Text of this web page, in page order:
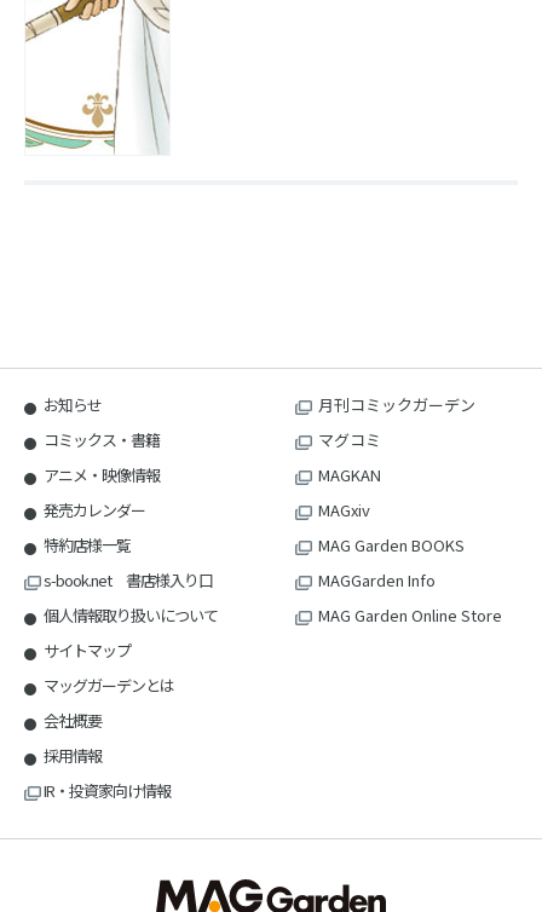
お知らせ
コミックス・書籍
アニメ・映像情報
発売カレンダー
特約店様一覧
s-book.net 書店様入り口
個人情報取り扱いについて
サイトマップ
マッグガーデンとは
会社概要
採用情報
IR・投資家向け情報
月刊コミックガーデン
マグコミ
MAGKAN
MAGxiv
MAG Garden BOOKS
MAGGarden Info
MAG Garden Online Store